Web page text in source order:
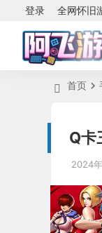
全网怀旧
登录
首页
Q卡
2024